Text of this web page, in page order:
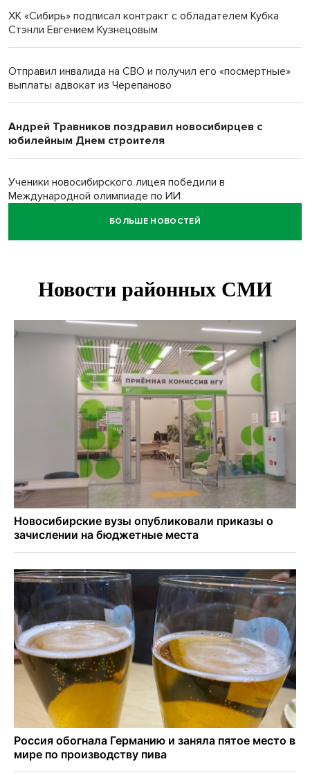
ХК «Сибирь» подписал контракт с обладателем Кубка
Стэнли Евгением Кузнецовым
Отправил инвалида на СВО и получил его «посмертные»
выплаты адвокат из Черепаново
Андрей Травников поздравил новосибирцев с
юбилейным Днем строителя
Ученики новосибирского лицея победили в
Международной олимпиаде по ИИ
БОЛЬШЕ НОВОСТЕЙ